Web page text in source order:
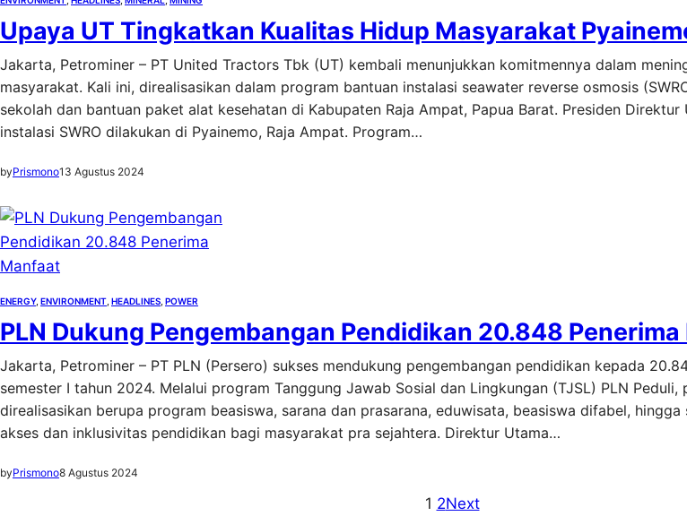
Upaya UT Tingkatkan Kualitas Hidup Masyarakat
Jakarta, Petrominer – PT United Tractors Tbk (UT) kembali menunjukkan komitmennya dalam
masyarakat. Kali ini, direalisasikan dalam program bantuan instalasi seawater reverse osmosis
sekolah dan bantuan paket alat kesehatan di Kabupaten Raja Ampat, Papua Barat. Presiden Direktur
instalasi SWRO dilakukan di Pyainemo, Raja Ampat. Program…
byPrismono13 Agustus 2024
ENERGY, ENVIRONMENT HEADLINES POWER
PLN Dukung Pengembangan Pendidikan 20.848
Jakarta, Petrominer – PT PLN (Persero) sukses mendukung pengembangan pendidikan kepada
semester I tahun 2024. Melalui program Tanggung Jawab Sosial dan Lingkungan (TJSL) PLN Peduli,
direalisasikan berupa program beasiswa, sarana dan prasarana, eduwisata, beasiswa difabel,
akses dan inklusivitas pendidikan bagi masyarakat pra sejahtera. Direktur Utama…
byPrismono8 Agustus 2024
1 2Next